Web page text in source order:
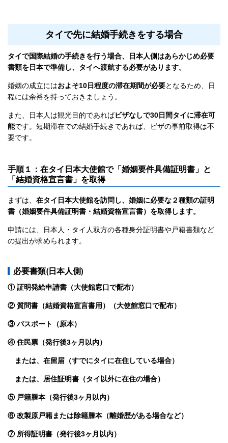
タイで先に結婚手続きをする場合
タイで国際結婚の手続きを行う場合、日本人側はあらかじめ必要
書類を日本で準備し、タイへ渡航する必要があります。
婚姻の成立にはおよそ10日程度の滞在期間が必要となるため、日
程には余裕を持っておきましょう。
また、日本人は観光目的であればビザなしで30日間タイに滞在可
能です。短期滞在での結婚手続きであれば、ビザの事前取得は不
要です。
手順１：在タイ日本大使館で「婚姻要件具備証明書」と
「結婚資格宣言書」を取得
まずは、 在タイ日本大使館を訪問し、婚姻に必要な２種類の証明
書（婚姻要件具備証明書・結婚資格宣言書）を取得します。
申請には、日本人・タイ人双方の各種身分証明書や戸籍書類など
の提出が求められます。
必要書類(日本人側)
① 証明発給申請書（大使館窓口で配布）
② 質問書（結婚資格宣言書用）（大使館窓口で配布）
③ パスポート（原本）
④ 住民票（発行後3ヶ月以内）
または、在留届（すでにタイに在住している場合）
または、居住証明書（タイ以外に在住の場合）
⑤ 戸籍謄本（発行後3ヶ月以内）
⑥ 改製原戸籍または除籍謄本（離婚歴がある場合など）
⑦ 所得証明書（発行後3ヶ月以内）